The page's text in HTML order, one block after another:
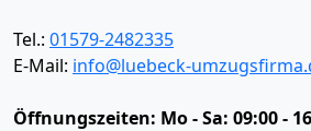
Tel.: 01579-2482335
E-Mail: info@luebeck-
Öffnungszeiten: Mo - Sa: 09:00 -